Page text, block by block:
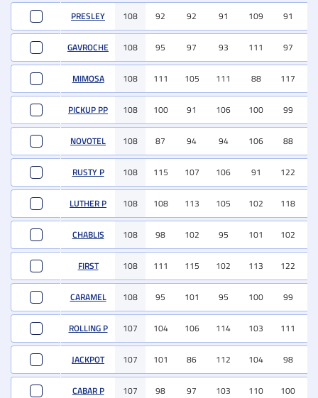
PRESLEY 108 92 92 91 109 91
GAVROCHE 108 95 97 93 111 97
MIMOSA 108 111 105 111 88 117
PICKUP PP 108 100 91 106 100 99
NOVOTEL 108 87 94 94 106 88
RUSTY P 108 115 107 106 91 122
LUTHER P 108 108 113 105 102 118
CHABLIS 108 98 102 95 101 102
FIRST 108 111 115 102 113 122
CARAMEL 108 95 101 95 100 99
ROLLING P 107 104 106 114 103 111
JACKPOT 107 101 86 112 104 98
CABAR P 107 98 97 103 110 100